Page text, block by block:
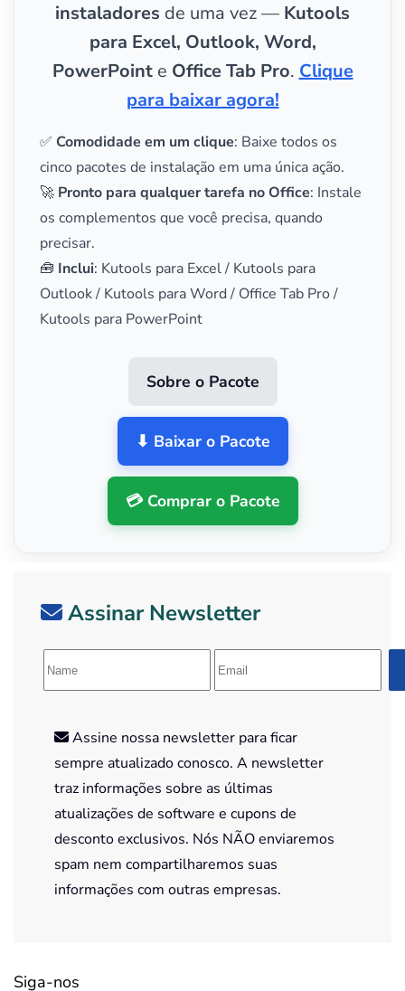
instaladores de uma vez — Kutools
para Excel, Outlook, Word,
PowerPointe Office Tab Pro.Clique
para baixar agora!
✅ Comodidade em um clique: Baixe todos os
cinco pacotes de instalação em uma única ação.
🚀 Pronto para qualquer tarefa no Office: Instale
os complementos que você precisa, quando
precisar.
🧰 Inclui: Kutools para Excel / Kutools para
Outlook / Kutools para Word / Office Tab Pro /
Kutools para PowerPoint
Sobre o Pacote
⬇ Baixar o Pacote
💳 Comprar o Pacote
Assinar Newsletter
Assine nossa newsletter para ficar
sempre atualizado conosco. A newsletter
traz informações sobre as últimas
atualizações de software e cupons de
desconto exclusivos. Nós NÃO enviaremos
spam nem compartilharemos suas
informações com outras empresas.
Siga-nos